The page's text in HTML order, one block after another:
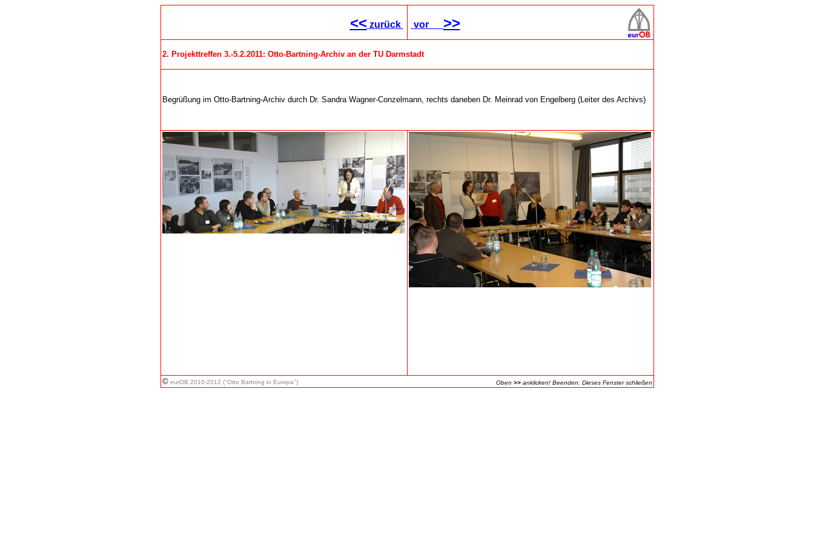
<< zurück vor >>
2. Projekttreffen 3.-5.2.2011: Otto-Bartning-Archiv an der TU Darmstadt
Begrüßung im Otto-Bartning-Archiv durch Dr. Sandra Wagner-Conzelmann, rechts daneben Dr. Meinrad von Engelberg (Leiter des Archivs)
© eurOB 2010-2012 ("Otto Bartning in Europa") Oben >>anklicken! Beenden: Dieses Fenster schließen